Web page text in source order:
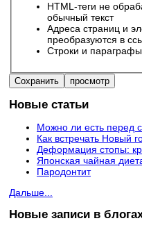
HTML-теги не
обычный текст
Адреса страниц и
преобразуются в
Строки и
Новые статьи
Можно ли есть перед
Как встречать Новый
Деформация стопы:
Японская чайная
Пародонтит
Дальше...
Новые записи в